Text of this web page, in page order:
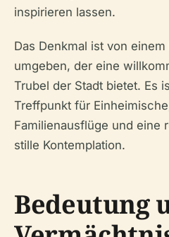
inspirieren lassen.
Das Denkmal ist von
umgeben, der eine
Trubel der Stadt bietet. Es
Treffpunkt für
Familienausflüge und eine
stille Kontemplation.
Bedeutung